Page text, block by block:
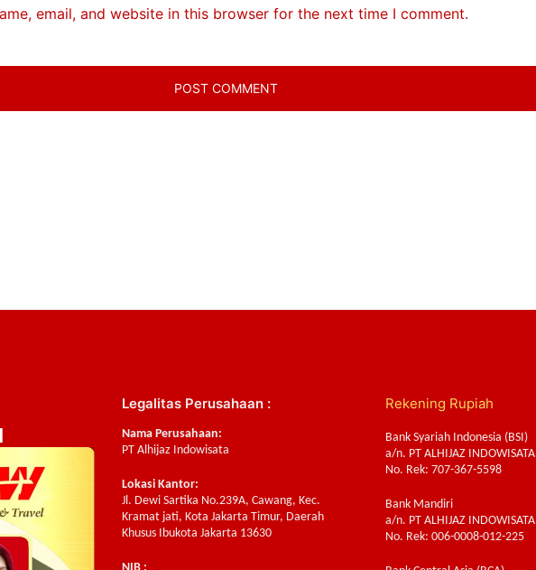
email, and website in this browser for the next time I comment.
Legalitas Perusahaan :
Nama Perusahaan:
PT Alhijaz Indowisata
Lokasi Kantor:
Jl. Dewi Sartika No.239A, Cawang, Kec.
Kramat jati, Kota Jakarta Timur, Daerah
Khusus Ibukota Jakarta 13630
Rekening Rupiah
Bank Syariah Indonesia (BSI)
a/n. PT ALHIJAZ INDOWISATA
No. Rek: 707-367-5598
Bank Mandiri
a/n. PT ALHIJAZ INDOWISATA
No. Rek: 006-0008-012-225